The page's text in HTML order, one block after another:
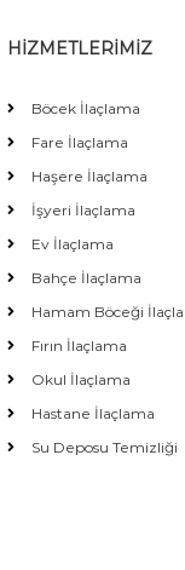
HİZMETLERİMİZ
Böcek İlaçlama
Fare İlaçlama
Haşere İlaçlama
İşyeri İlaçlama
Ev İlaçlama
Bahçe İlaçlama
Hamam Böceği
Fırın İlaçlama
Okul İlaçlama
Hastane İlaçlama
Su Deposu Temizliği